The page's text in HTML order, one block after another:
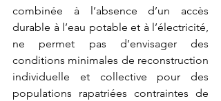
combinée à l’absence d’un accès
durable à l’eau potable et à l’électricité,
ne permet pas d’envisager des
conditions minimales de reconstruction
individuelle et collective pour des
populations rapatriées contraintes de